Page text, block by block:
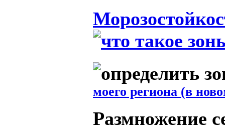
моего региона (в
Размножение